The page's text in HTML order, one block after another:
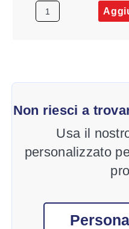
Non riesci a
Usa il
personalizzato